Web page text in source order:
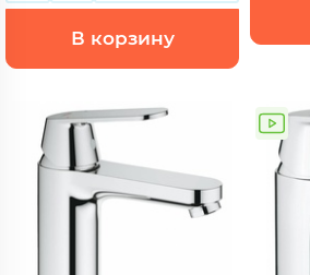
В корзину